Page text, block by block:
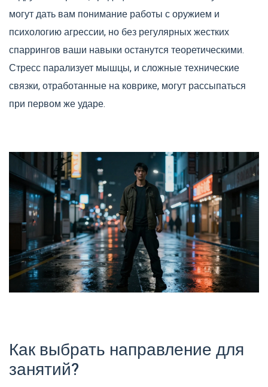
могут дать вам понимание работы с оружием и
психологию агрессии, но без регулярных жестких
спаррингов ваши навыки останутся теоретическими.
Стресс парализует мышцы, и сложные технические
связки, отработанные на коврике, могут рассыпаться
при первом же ударе.
Как выбрать направление для
занятий?